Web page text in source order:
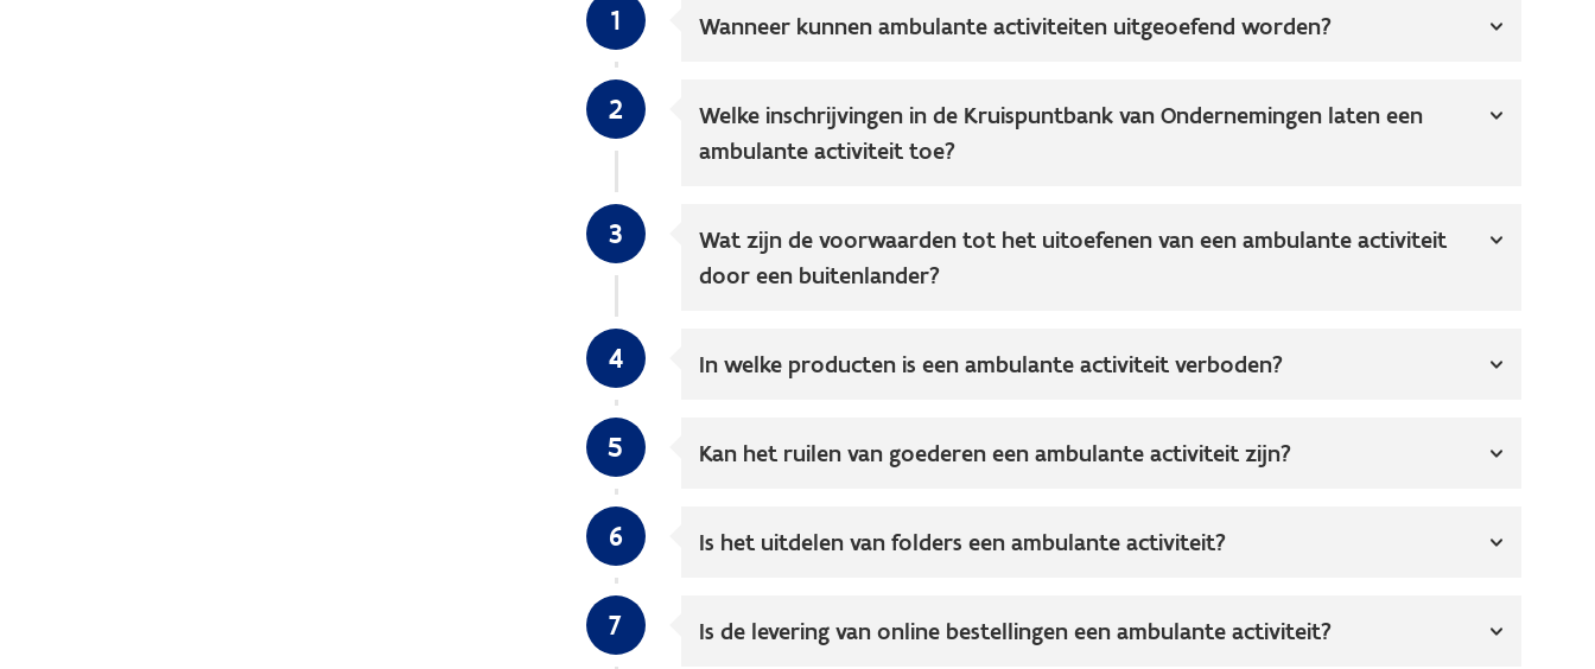
1 Wanneer kunnen ambulante activiteiten uitgeoefend worden?
2
Welke inschrijvingen in de Kruispuntbank van Ondernemingen laten een
ambulante activiteit toe?
3
Wat zijn de voorwaarden tot het uitoefenen van een ambulante activiteit
door een buitenlander?
4 In welke producten is een ambulante activiteit verboden?
5 Kan het ruilen van goederen een ambulante activiteit zijn?
6 Is het uitdelen van folders een ambulante activiteit?
7 Is de levering van online bestellingen een ambulante activiteit?